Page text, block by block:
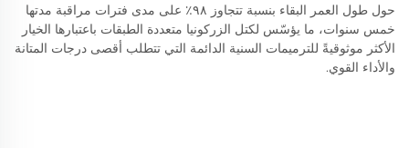
حول طول العمر البقاء بنسبة تتجاوز ٩٨٪ على مدى فترات مراقبة مدتها
خمس سنوات، ما يؤسّس لكتل الزركونيا متعددة الطبقات باعتبارها الخيار
الأكثر موثوقيةً للترميمات السنية الدائمة التي تتطلب أقصى درجات المتانة
والأداء القوي.